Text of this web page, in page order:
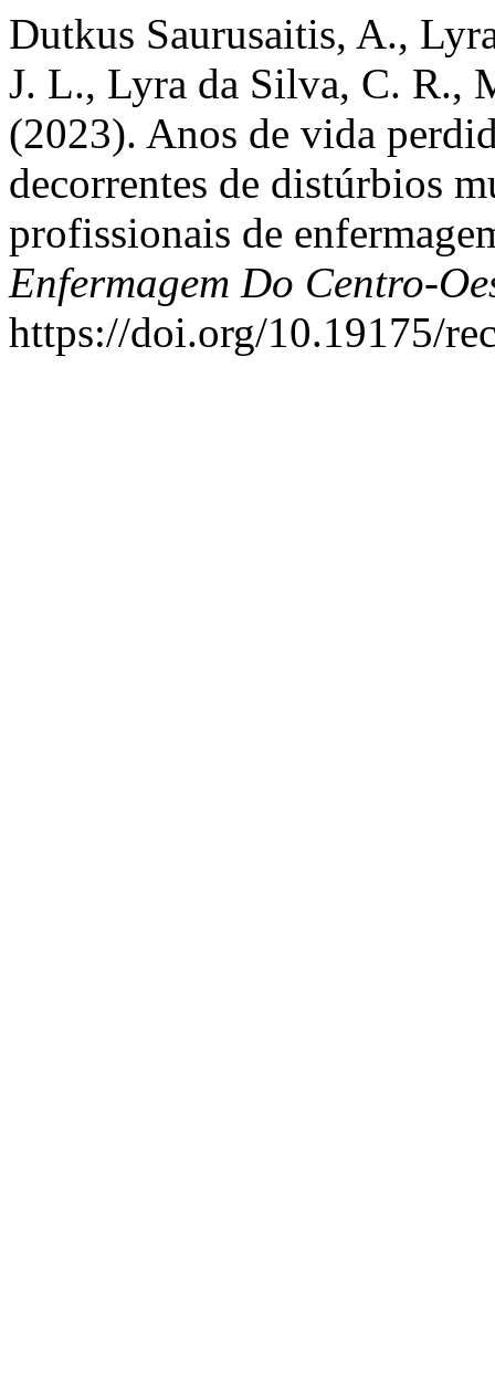
Dutkus Saurusaitis, A.,
J. L., Lyra da Silva, C. R.,
(2023). Anos de vida
decorrentes de distúrbios
profissionais de
Enfermagem Do Centro-
https://doi.org/10.19175/